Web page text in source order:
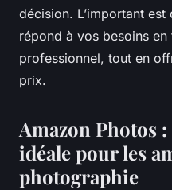
décision. L’important
répond à vos besoins
professionnel, tout en
prix.
Amazon Photos
idéale pour les
photographie